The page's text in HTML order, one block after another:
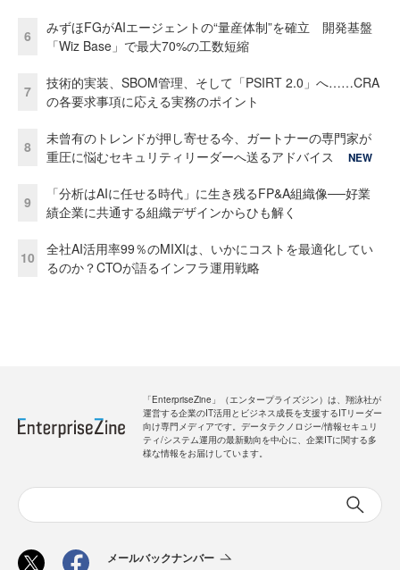
6
みずほFGがAIエージェントの“量産体制”を確立 開発基盤
「Wiz Base」で最大70%の工数短縮
7
技術的実装、SBOM管理、そして「PSIRT 2.0」へ……CRA
の各要求事項に応える実務のポイント
8
未曾有のトレンドが押し寄せる今、ガートナーの専門家が
重圧に悩むセキュリティリーダーへ送るアドバイス
NEW
9
「分析はAIに任せる時代」に生き残るFP&A組織像──好業
績企業に共通する組織デザインからひも解く
10
全社AI活用率99％のMIXIは、いかにコストを最適化してい
るのか？CTOが語るインフラ運用戦略
「EnterpriseZine」（エンタープライズジン）は、翔泳社が
運営する企業のIT活用とビジネス成長を支援するITリーダー
向け専門メディアです。データテクノロジー/情報セキュリ
ティ/システム運用の最新動向を中心に、企業ITに関する多
様な情報をお届けしています。
メールバックナンバー